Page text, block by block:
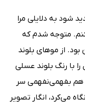
شود به دلایلی مرا
کنم. متوجه شدم که
از موهای بلوند
با رنگ بلوند عسلی
هم بفهمی‌نفهمی سر
می‌کرد، انگار تصویر